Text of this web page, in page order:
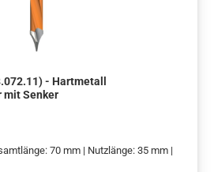
- Hartmetall
mit Senker
70 mm | Nutzlänge: 35 mm |